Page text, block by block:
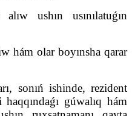
ushın usınılatuǵın
hám olar boyınsha qarar
sonıń ishinde, rezident
gúwalıq hám